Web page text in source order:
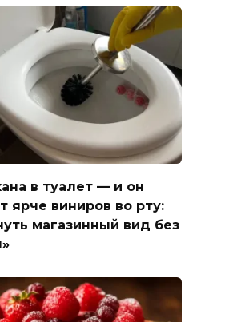
в туалет — и он
ярче виниров во рту:
магазинный вид без